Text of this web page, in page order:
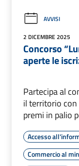
AVVISI
2 DICEMBRE 2025
Concorso
aperte le
Partecipa al
il territorio
premi in palio
Accesso
Commercio al